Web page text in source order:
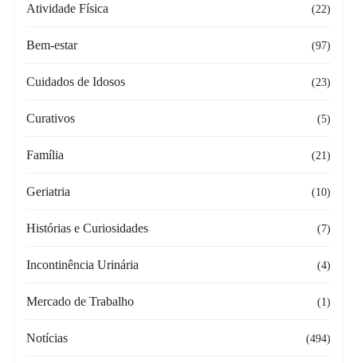
Atividade Física (22)
Bem-estar (97)
Cuidados de Idosos (23)
Curativos (5)
Família (21)
Geriatria (10)
Histórias e Curiosidades (7)
Incontinência Urinária (4)
Mercado de Trabalho (1)
Notícias (494)